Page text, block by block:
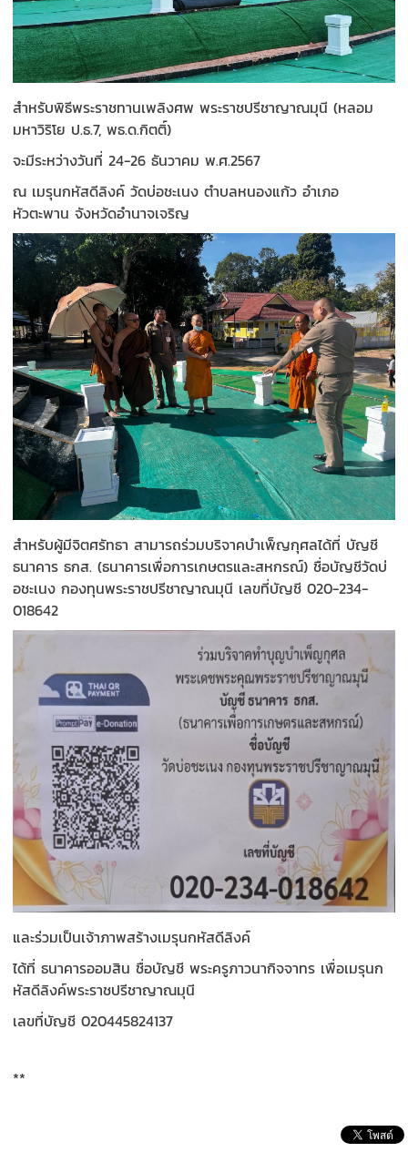
สำหรับพิธีพระราชทานเพลิงศพ พระราชปรีชาญาณมุนี (หลอม
มหาวิริโย ป.ธ.7, พธ.ด.กิตติ์)
จะมีระหว่างวันที่ 24-26 ธันวาคม พ.ศ.2567
ณ เมรุนกหัสดีลิงค์ วัดบ่อชะเนง ตำบลหนองแก้ว อำเภอ
หัวตะพาน จังหวัดอำนาจเจริญ
สำหรับผู้มีจิตศรัทธา สามารถร่วมบริจาคบำเพ็ญกุศลได้ที่ บัญชี
ธนาคาร ธกส. (ธนาคารเพื่อการเกษตรและสหกรณ์) ชื่อบัญชีวัดบ่
อชะเนง กองทุนพระราชปรีชาญาณมุนี เลขที่บัญชี 020-234-
018642
และร่วมเป็นเจ้าภาพสร้างเมรุนกหัสดีลิงค์
ได้ที่ ธนาคารออมสิน ชื่อบัญชี พระครูภาวนากิจจาทร เพื่อเมรุนก
หัสดีลิงค์พระราชปรีชาญาณมุนี
เลขที่บัญชี 020445824137
**